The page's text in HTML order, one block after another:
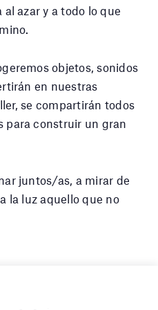
azar y a todo lo que
objetos, sonidos
en nuestras
se compartirán todos
para construir un gran
juntos/as, a mirar de
la luz aquello que no